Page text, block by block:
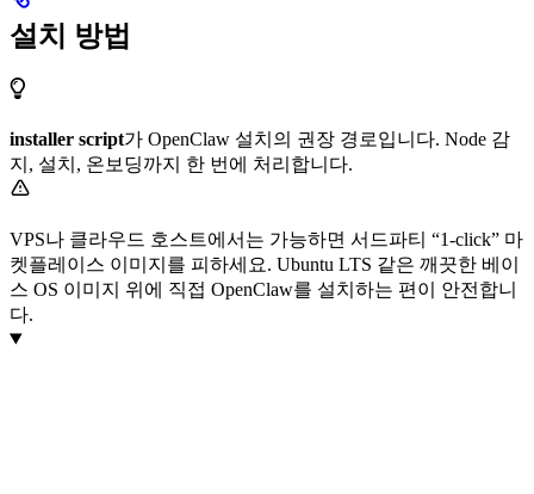
설치 방법
installer script가 OpenClaw 설치의 권장 경로입니다. Node 감
지, 설치, 온보딩까지 한 번에 처리합니다.
VPS나 클라우드 호스트에서는 가능하면 서드파티 “1-click” 마
켓플레이스 이미지를 피하세요. Ubuntu LTS 같은 깨끗한 베이
스 OS 이미지 위에 직접 OpenClaw를 설치하는 편이 안전합니
다.